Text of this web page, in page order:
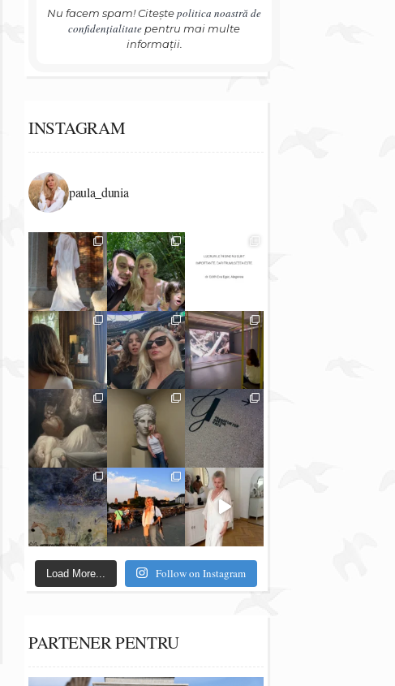
Nu facem spam! Citeștepolitica noastră de
confidențialitate pentru mai multe
informații.
INSTAGRAM
paula_dunia
Load More... Follow on Instagram
PARTENER PENTRU